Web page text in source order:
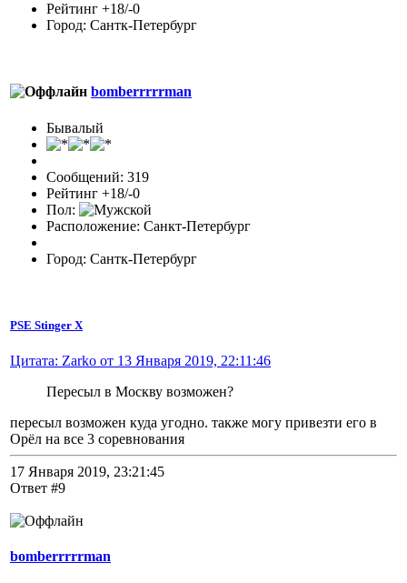
Рейтинг +18/-0
Город: Сантк-Петербург
bomberrrrrman
Бывалый
Сообщений: 319
Рейтинг +18/-0
Пол:
Расположение: Санкт-Петербург
Город: Сантк-Петербург
PSE Stinger X
Цитата: Zarko от 13 Января 2019, 22:11:46
Пересыл в Москву возможен?
пересыл возможен куда угодно. также могу привезти его в
Орёл на все 3 соревнования
17 Января 2019, 23:21:45
Ответ #9
bomberrrrrman